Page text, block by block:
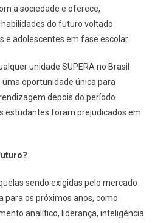
a sociedade e oferece,
do futuro voltado
e adolescentes em fase escolar.
unidade SUPERA no Brasil
oportunidade única para
depois do período
estudantes foram prejudicados em
sendo exigidas pelo mercado
para os próximos anos, como
analítico, liderança, inteligência